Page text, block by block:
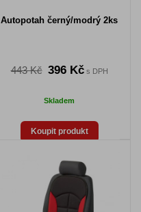
Autopotah černý/modrý 2ks
443 Kč 396 Kčs DPH
Skladem
Koupit produkt